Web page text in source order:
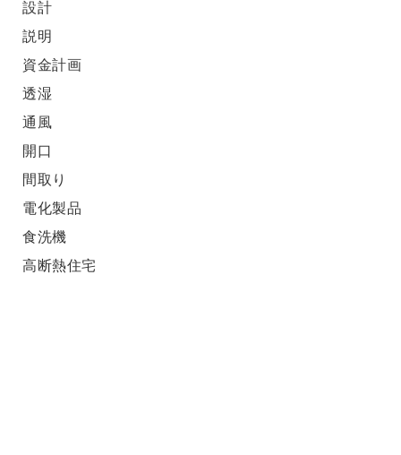
設計
説明
資金計画
透湿
通風
開口
間取り
電化製品
食洗機
高断熱住宅